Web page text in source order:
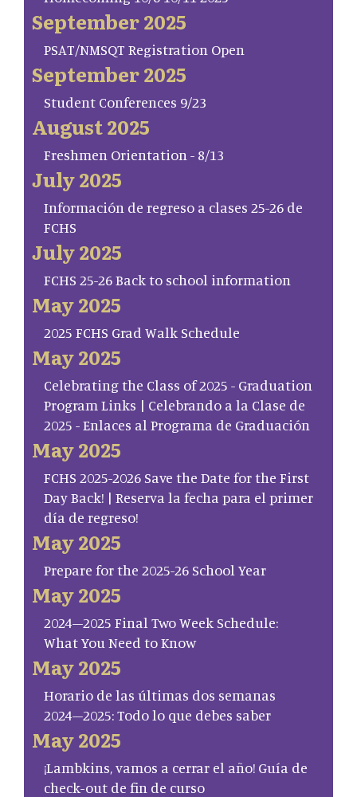
September 2025
PSAT/NMSQT Registration Open
September 2025
Student Conferences 9/23
August 2025
Freshmen Orientation - 8/13
July 2025
Información de regreso a clases 25-26 de
FCHS
July 2025
FCHS 25-26 Back to school information
May 2025
2025 FCHS Grad Walk Schedule
May 2025
Celebrating the Class of 2025 - Graduation
Program Links | Celebrando a la Clase de
2025 - Enlaces al Programa de Graduación
May 2025
FCHS 2025-2026 Save the Date for the First
Day Back! | Reserva la fecha para el primer
día de regreso!
May 2025
Prepare for the 2025-26 School Year
May 2025
2024–2025 Final Two Week Schedule:
What You Need to Know
May 2025
Horario de las últimas dos semanas
2024–2025: Todo lo que debes saber
May 2025
¡Lambkins, vamos a cerrar el año! Guía de
check-out de fin de curso